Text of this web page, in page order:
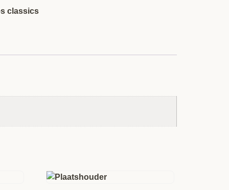
classics